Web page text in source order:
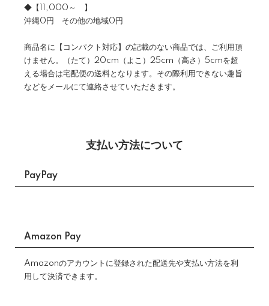
◆【11,000～ 】
沖縄0円 その他の地域0円
商品名に【コンパクト対応】の記載のない商品では、ご利用頂
けません。（たて）20cm（よこ）25cm（高さ）5cmを超
える場合は宅配便の送料となります。その際利用できない趣旨
などをメールにて連絡させていただきます。
支払い方法について
PayPay
Amazon Pay
Amazonのアカウントに登録された配送先や支払い方法を利
用して決済できます。